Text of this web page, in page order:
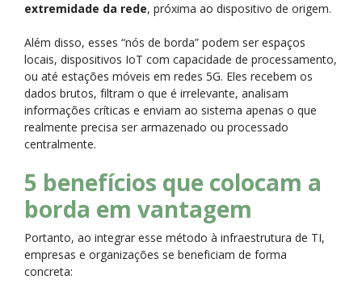
extremidade da rede, próxima ao dispositivo de origem.
Além disso, esses “nós de borda” podem ser espaços
locais, dispositivos IoT com capacidade de processamento,
ou até estações móveis em redes 5G. Eles recebem os
dados brutos, filtram o que é irrelevante, analisam
informações críticas e enviam ao sistema apenas o que
realmente precisa ser armazenado ou processado
centralmente.
5 benefícios que colocam a
borda em vantagem
Portanto, ao integrar esse método à infraestrutura de TI,
empresas e organizações se beneficiam de forma
concreta: